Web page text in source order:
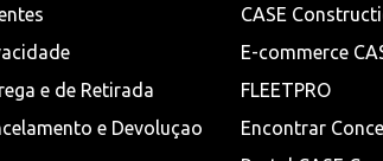
e de Retirada
e Devoluçao
CASE
E-commerce
FLEETPRO
Encontrar